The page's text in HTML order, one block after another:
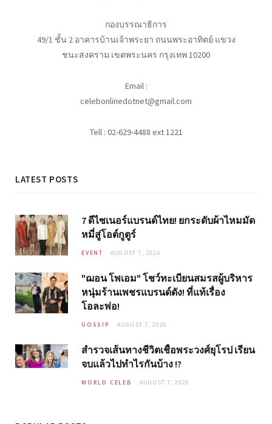
กองบรรณาธิการ
49/1 ชั้น 2 อาคารบ้านเจ้าพระยา ถนนพระอาทิตย์ แขวง
ชนะสงคราม เขตพระนคร กรุงเทพ 10200
Email :
celebonlinedotnet@gmail.com
Tell : 02-629-4488 ext 1221
LATEST POSTS
7 ดีไซเนอร์แบรนด์ไทย! ยกระดับผ้าไหมมัด
หมี่สู่โอต์กูตูร์
EVENT AUGUST 7, 2026
"ฌอน โพเอม" โชว์ทะเบียนสมรสผู้บริหาร
หนุ่มร้านเพชรแบรนด์ดัง! ที่แท้เรื่อง
โอละพ่อ!
GOSSIP AUGUST 7, 2026
สำรวจเส้นทางชีวิตเชื้อพระวงศ์ยุโรป เรียน
จบแล้วไปทำไรกันบ้าง !?
WORLD CELEB AUGUST 7, 2026